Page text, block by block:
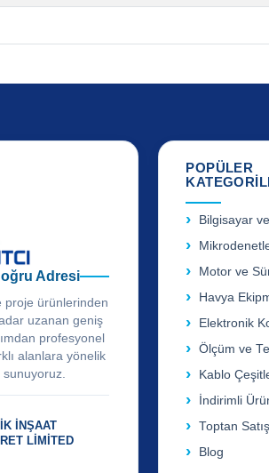
Adresi
proje ürünlerinden
uzanan geniş
profesyonel
alanlara yönelik
İNŞAAT
LİMİTED
POPÜLER
Bilgisayar
Motor ve
Havya
Elektronik
Ölçüm ve
Kablo
İndirimli
Toptan Satış
Blog